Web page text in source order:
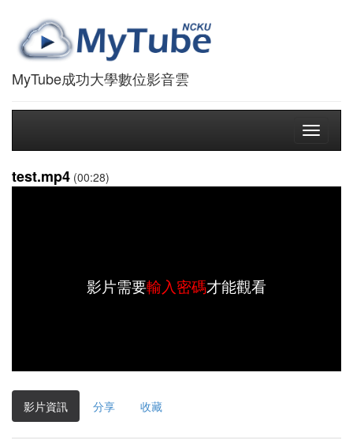
MyTube成功大學數位影音雲
Toggle
test.mp4 (00:28)
影片需要輸入密碼才能觀看
影片資訊 分享 收藏